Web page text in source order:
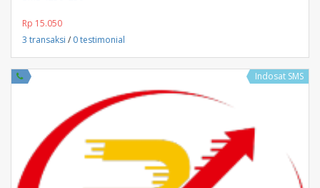
Rp 15.050
3 transaksi / 0 testimonial
Indosat SMS